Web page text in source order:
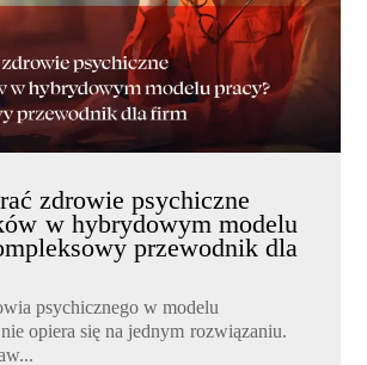
zdrowie psychiczne
w hybrydowym modelu
przewodnik dla
psychicznego w modelu
opiera się na jednym rozwiązaniu.